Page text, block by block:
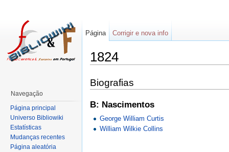
1824
Biografias
B: Nascimentos
George William Curtis
William Wilkie Collins
Página Corrigir e nova info
Navegação
Página principal
Universo Bibliowiki
Estatísticas
Mudanças recentes
Página aleatória